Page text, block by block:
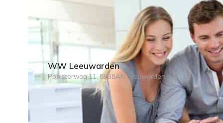
WW Leeuwarden
Poolsterweg 11, 8938AN Leeuwarden